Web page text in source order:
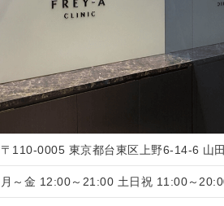
〒110-0005 東京都台東区上野6-14-6 山
月～金 12:00～21:00 土日祝 11:00～